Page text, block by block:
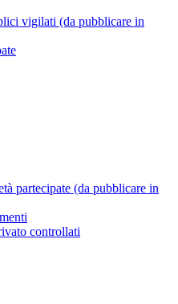
vigilati (da pubblicare in
partecipate (da pubblicare in
controllati